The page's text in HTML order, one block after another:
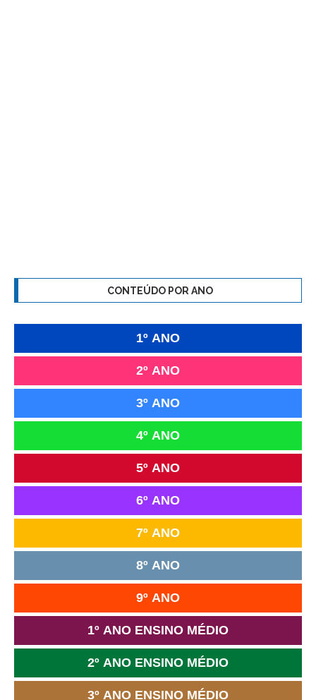
CONTEÚDO POR ANO
1º ANO
2º ANO
3º ANO
4º ANO
5º ANO
6º ANO
7º ANO
8º ANO
9º ANO
1º ANO ENSINO MÉDIO
2º ANO ENSINO MÉDIO
3º ANO ENSINO MÉDIO